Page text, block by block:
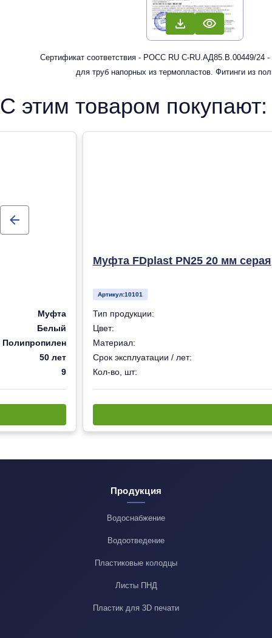
Сертификат соответствия - РОСС RU С-RU.АД85.В.00449/24
для труб напорных из термопластов. Фитинги из
отопления
С этим товаром покупают:
Муфта
Белый
Полипропилен
50 лет
9
Муфта FDplast PN25 20 мм серая
Артикул:10101
Тип продукции:
Цвет:
Материал:
Срок эксплуатации / лет:
Кол-во, шт:
Продукция
Водоснабжение
Водоотведение
Пластиковые колодцы
Листы ПНД
Пластик для 3D печати